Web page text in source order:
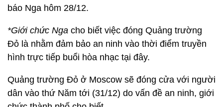
báo Nga hôm 28/12.
*Giới chức Nga cho biết việc đóng Quảng trường
Đỏ là nhằm đảm bảo an ninh vào thời điểm truyền
hình trực tiếp buổi hòa nhạc tại đây.
Quảng trường Đỏ ở Moscow sẽ đóng cửa với người
dân vào thứ Năm tới (31/12) do vấn đề an ninh, giới